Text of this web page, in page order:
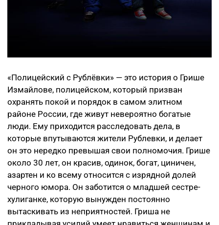
«Полицейский с Рублёвки» — это история о Грише
Измайлове, полицейском, который призван
охранять покой и порядок в самом элитном
районе России, где живут невероятно богатые
люди. Ему приходится расследовать дела, в
которые впутываются жители Рублевки, и делает
он это нередко превышая свои полномочия. Грише
около 30 лет, он красив, одинок, богат, циничен,
азартен и ко всему относится с изрядной долей
черного юмора. Он заботится о младшей сестре-
хулиганке, которую вынужден постоянно
вытаскивать из неприятностей. Гриша не